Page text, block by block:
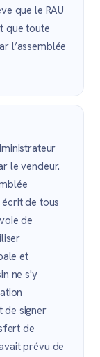
que le RAU
que toute
l’assemblée
le vendeur.
de tous
de
et
ne s'y
de signer
de
prévu de